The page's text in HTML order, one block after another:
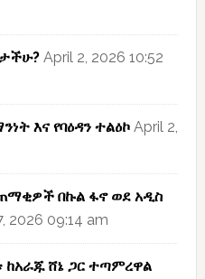
April 2, 2026 10:52
እና የባዕዳን ተልዕኮ April 2,
በኩል ፋኖ ወደ አዲስ
2026 09:14 am
ከአራጁ ሸኔ ጋር ተጣምረዋል